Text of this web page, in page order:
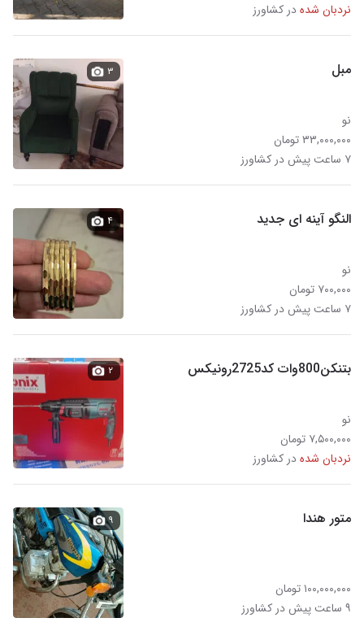
نردبان شدهدر کشاورز
مبل
نو
۳۳,۰۰۰,۰۰۰ تومان
۷ ساعت پیش در کشاورز
۳
النگو آینه ای جدید
نو
۷۰۰,۰۰۰ تومان
۷ ساعت پیش در کشاورز
۴
بتنکن800وات کد2725رونیکس
نو
۷,۵۰۰,۰۰۰ تومان
نردبان شدهدر کشاورز
۲
متور هندا
۱۰۰,۰۰۰,۰۰۰ تومان
۹ ساعت پیش در کشاورز
۹